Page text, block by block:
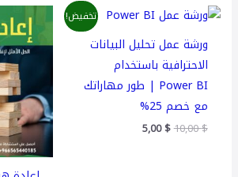
تخفيض!
ورشة عمل تحليل البيانات
الاحترافية باستخدام
Power BI | طور مهاراتك
مع خصم 25%
10,00$
السعر
الأصلي
هو:
10,00 $.
5,00$
السعر
الحالي
هو:
5,00 $.